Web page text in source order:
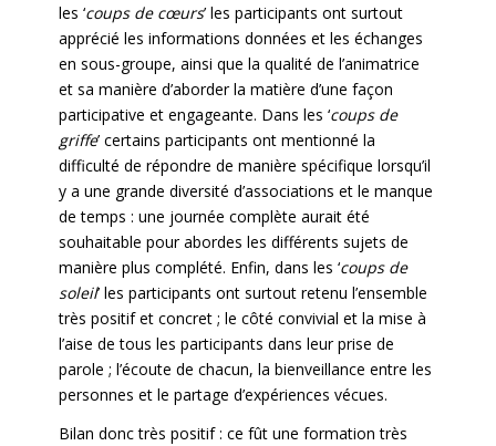
les ‘coups de cœurs’ les participants ont surtout
apprécié les informations données et les échanges
en sous-groupe, ainsi que la qualité de l’animatrice
et sa manière d’aborder la matière d’une façon
participative et engageante. Dans les ‘coups de
griffe’ certains participants ont mentionné la
difficulté de répondre de manière spécifique lorsqu’il
y a une grande diversité d’associations et le manque
de temps : une journée complète aurait été
souhaitable pour abordes les différents sujets de
manière plus complété. Enfin, dans les ‘coups de
soleil’ les participants ont surtout retenu l’ensemble
très positif et concret ; le côté convivial et la mise à
l’aise de tous les participants dans leur prise de
parole ; l’écoute de chacun, la bienveillance entre les
personnes et le partage d’expériences vécues.
Bilan donc très positif : ce fût une formation très